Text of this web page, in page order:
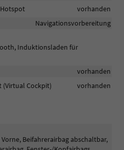
vorhanden
Navigationsvorbereitung
Induktionsladen für
vorhanden
Cockpit)
vorhanden
Beifahrerairbag abschaltbar,